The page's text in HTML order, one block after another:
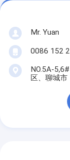
Mr. Yuan
0086 152
NO.5A-
区、聊城市